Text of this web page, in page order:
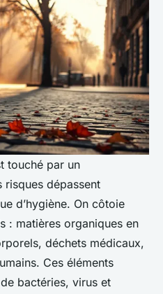
touché par un
risques dépassent
d’hygiène. On côtoie
: matières organiques en
déchets médicaux,
Ces éléments
bactéries, virus et